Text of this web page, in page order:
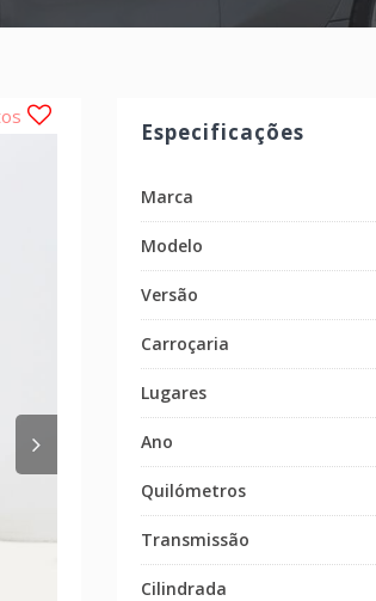
Próxima
Especificações
Marca
Modelo
Versão
Carroçaria
Lugares
Ano
Quilómetros
Transmissão
Cilindrada